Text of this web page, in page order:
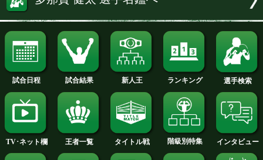
山城 勇希 選手名鑑へ
山田 佑飛 選手名鑑へ
安田 拳眞 選手名鑑へ